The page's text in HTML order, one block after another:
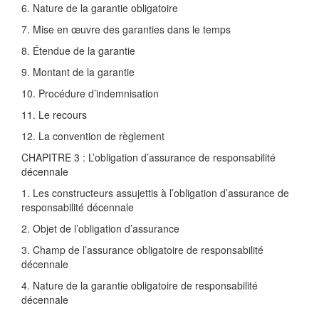
6. Nature de la garantie obligatoire
7. Mise en œuvre des garanties dans le temps
8. Étendue de la garantie
9. Montant de la garantie
10. Procédure d’indemnisation
11. Le recours
12. La convention de règlement
CHAPITRE 3 : L’obligation d’assurance de responsabilité
décennale
1. Les constructeurs assujettis à l’obligation d’assurance de
responsabilité décennale
2. Objet de l’obligation d’assurance
3. Champ de l’assurance obligatoire de responsabilité
décennale
4. Nature de la garantie obligatoire de responsabilité
décennale